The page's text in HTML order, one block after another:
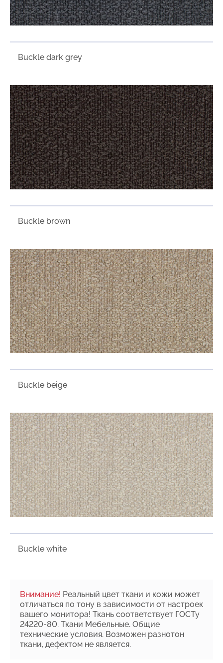
Buckle dark grey
Buckle brown
Buckle beige
Buckle white
Внимание! Реальный цвет ткани и кожи может
отличаться по тону в зависимости от настроек
вашего монитора! Ткань соответствует ГОСТу
24220-80. Ткани Мебельные. Общие
технические условия. Возможен разнотон
ткани, дефектом не является.